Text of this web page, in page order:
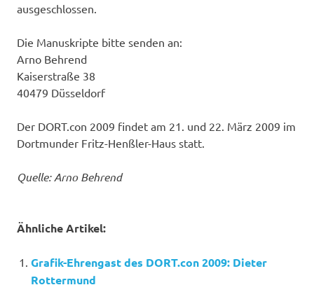
ausgeschlossen.
Die Manuskripte bitte senden an:
Arno Behrend
Kaiserstraße 38
40479 Düsseldorf
Der DORT.con 2009 findet am 21. und 22. März 2009 im
Dortmunder Fritz-Henßler-Haus statt.
Quelle: Arno Behrend
Ähnliche Artikel:
Grafik-Ehrengast des DORT.con 2009: Dieter
Rottermund